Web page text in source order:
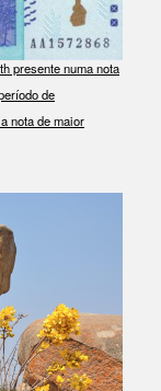
presente numa nota
de
nota de maior